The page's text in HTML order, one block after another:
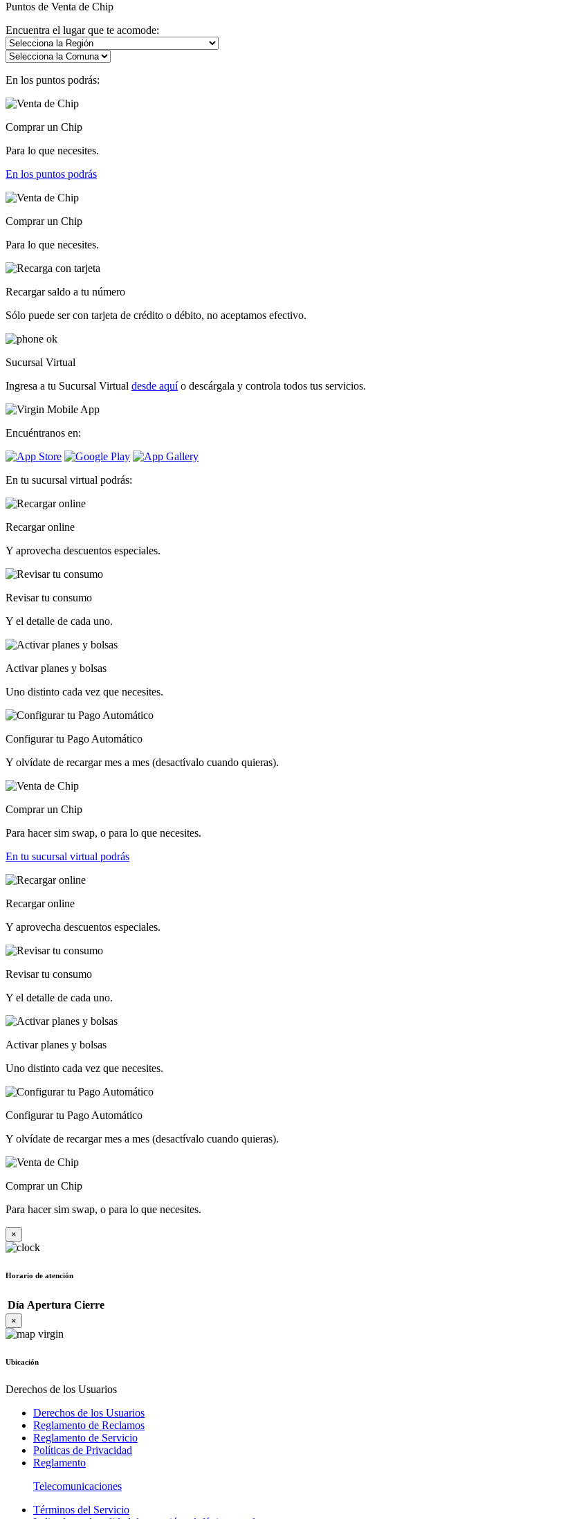
Puntos de Venta de Chip
Encuentra el lugar que te acomode:
En los puntos podrás:
Comprar un Chip
Para lo que necesites.
En los puntos podrás
Comprar un Chip
Para lo que necesites.
Recargar saldo a tu número
Sólo puede ser con tarjeta de crédito o débito, no aceptamos efectivo.
Sucursal Virtual
Ingresa a tu Sucursal Virtual desde aquío descárgala y controla todos tus servicios.
Encuéntranos en:
En tu sucursal virtual podrás:
Recargar online
Y aprovecha descuentos especiales.
Revisar tu consumo
Y el detalle de cada uno.
Activar planes y bolsas
Uno distinto cada vez que necesites.
Configurar tu Pago Automático
Y olvídate de recargar mes a mes (desactívalo cuando quieras).
Comprar un Chip
Para hacer sim swap, o para lo que necesites.
En tu sucursal virtual podrás
Recargar online
Y aprovecha descuentos especiales.
Revisar tu consumo
Y el detalle de cada uno.
Activar planes y bolsas
Uno distinto cada vez que necesites.
Configurar tu Pago Automático
Y olvídate de recargar mes a mes (desactívalo cuando quieras).
Comprar un Chip
Para hacer sim swap, o para lo que necesites.
×
Horario de atención
Día Apertura Cierre
×
Ubicación
Derechos de los Usuarios
Derechos de los Usuarios
Reglamento de Reclamos
Reglamento de Servicio
Políticas de Privacidad
Reglamento
Telecomunicaciones
Términos del Servicio